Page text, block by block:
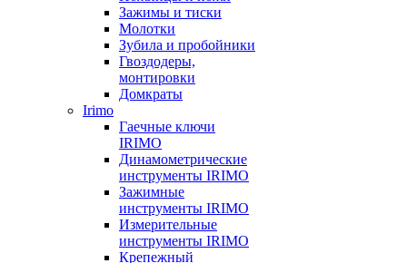
Зажимы и тиски
Молотки
Зубила и пробойники
Гвоздодеры,
монтировки
Домкраты
Irimo
Гаечные ключи
IRIMO
Динамометрические
инструменты IRIMO
Зажимные
инструменты IRIMO
Измерительные
инструменты IRIMO
Крепежный